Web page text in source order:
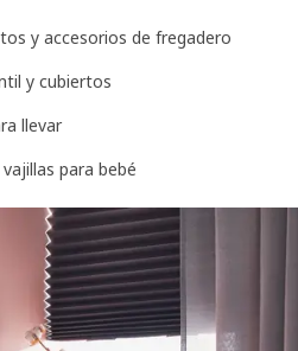
y accesorios de fregadero
y cubiertos
llevar
para bebé